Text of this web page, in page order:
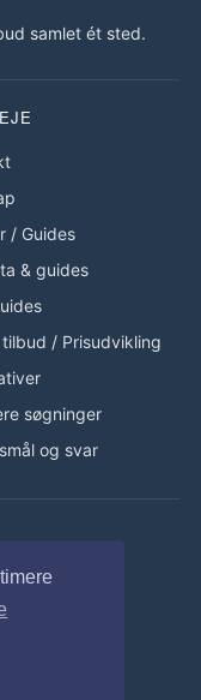
samlet ét sted.
/ Guides
& guides
tilbud / Prisudvikling
søgninger
og svar